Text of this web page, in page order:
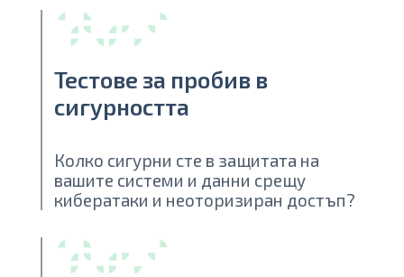
Тестове за пробив в
сигурността
Колко сигурни сте в защитата на
вашите системи и данни срещу
кибератаки и неоторизиран достъп?